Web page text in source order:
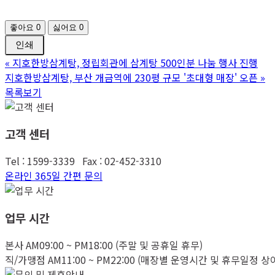
좋아요 0 싫어요 0
인쇄
« 지호한방삼계탕, 정립회관에 삼계탕 500인분 나눔 행사 진행
지호한방삼계탕, 부산 개금역에 230평 규모 '초대형 매장' 오픈 »
목록보기
고객 센터
Tel : 1599-3339 Fax : 02-452-3310
온라인 365일 간편 문의
업무 시간
본사 AM09:00 ~ PM18:00 (주말 및 공휴일 휴무)
직/가맹점 AM11:00 ~ PM22:00 (매장별 운영시간 및 휴무일정 상